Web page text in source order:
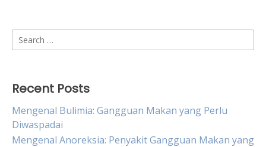
Search
for:
Recent Posts
Mengenal Bulimia: Gangguan Makan yang Perlu
Diwaspadai
Mengenal Anoreksia: Penyakit Gangguan Makan yang